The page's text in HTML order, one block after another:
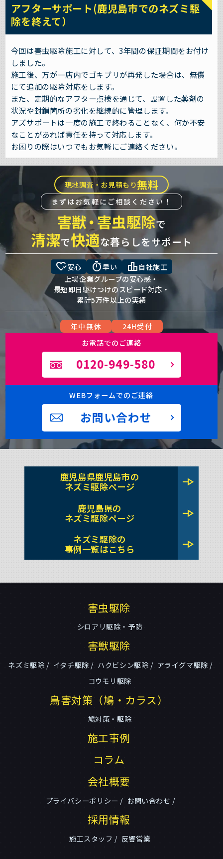
アフターサポート(鹿児島市でのネズミ駆
除を終えて）
今回は害虫駆除施工に対して、3年間の保証期間をお付け
しました。
施工後、万が一店内でゴキブリが再発した場合は、無償
にて追加の駆除対応をします。
また、定期的なアフター点検を通じて、設置した薬剤の
状況や封鎖箇所の劣化を継続的に管理します。
アズサポートは一度の施工で終わることなく、何か不安
なことがあれば責任を持って対応します。
お困りの際はいつでもお気軽にご連絡ください。
現地調査・お見積もり無料
まずはお気軽にご相談ください！
害獣・害虫駆除で
清潔で快適な暮らしをサポート
heart_check安心 timer早い leaderboard 自社施工
上場企業グループの安心感・
最短即日駆けつけのスピード対応・
累計5万件以上の実績
年中無休
24H受付
お電話でのご連絡
0120-949-580
WEBフォームでのご連絡
お問い合わせ
鹿児島県鹿児島市の
ネズミ駆除ページ
line_end_arrow
鹿児島県の
ネズミ駆除ページ
line_end_arrow
ネズミ駆除の
事例一覧はこちら
line_end_arrow
害虫駆除
シロアリ駆除・予防
害獣駆除
ネズミ駆除 イタチ駆除 ハクビシン駆除
アライグマ駆除
コウモリ駆除
鳥害対策（鳩・カラス）
鳩対策・駆除
施工事例
コラム
会社概要
プライバシーポリシー お問い合わせ
採用情報
施工スタッフ 反響営業